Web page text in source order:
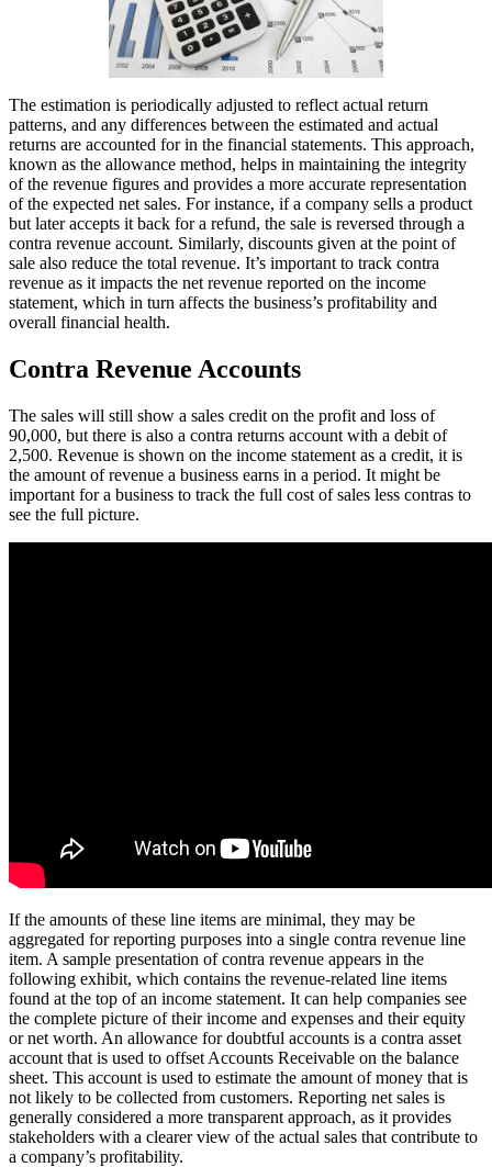
The estimation is periodically adjusted to reflect actual return
patterns, and any differences between the estimated and actual
returns are accounted for in the financial statements. This approach,
known as the allowance method, helps in maintaining the integrity
of the revenue figures and provides a more accurate representation
of the expected net sales. For instance, if a company sells a product
but later accepts it back for a refund, the sale is reversed through a
contra revenue account. Similarly, discounts given at the point of
sale also reduce the total revenue. It’s important to track contra
revenue as it impacts the net revenue reported on the income
statement, which in turn affects the business’s profitability and
overall financial health.
Contra Revenue Accounts
The sales will still show a sales credit on the profit and loss of
90,000, but there is also a contra returns account with a debit of
2,500. Revenue is shown on the income statement as a credit, it is
the amount of revenue a business earns in a period. It might be
important for a business to track the full cost of sales less contras to
see the full picture.
If the amounts of these line items are minimal, they may be
aggregated for reporting purposes into a single contra revenue line
item. A sample presentation of contra revenue appears in the
following exhibit, which contains the revenue-related line items
found at the top of an income statement. It can help companies see
the complete picture of their income and expenses and their equity
or net worth. An allowance for doubtful accounts is a contra asset
account that is used to offset Accounts Receivable on the balance
sheet. This account is used to estimate the amount of money that is
not likely to be collected from customers. Reporting net sales is
generally considered a more transparent approach, as it provides
stakeholders with a clearer view of the actual sales that contribute to
a company’s profitability.